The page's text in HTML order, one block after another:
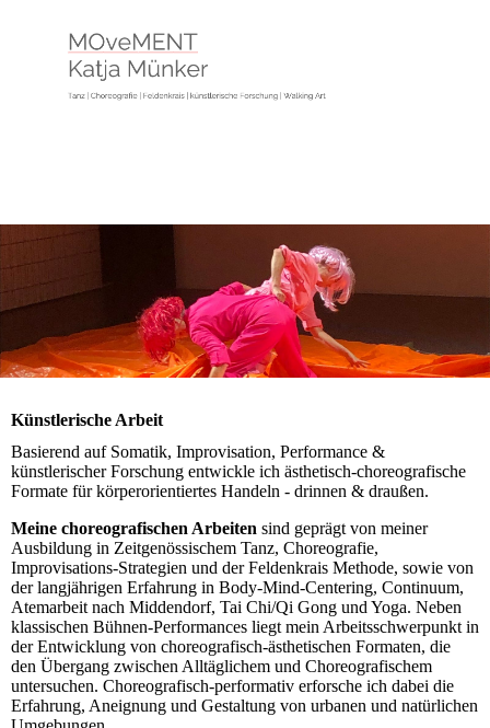
Künstlerische Arbeit
Basierend auf Somatik, Improvisation, Performance &
künstlerischer Forschung entwickle ich ästhetisch-choreografische
Formate für körperorientiertes Handeln - drinnen & draußen.
Meine choreografischen Arbeiten sind geprägt von meiner
Ausbildung in Zeitgenössischem Tanz, Choreografie,
Improvisations-Strategien und der Feldenkrais Methode, sowie von
der langjährigen Erfahrung in Body-Mind-Centering, Continuum,
Atemarbeit nach Middendorf, Tai Chi/Qi Gong und Yoga. Neben
klassischen Bühnen-Performances liegt mein Arbeitsschwerpunkt in
der Entwicklung von choreografisch-ästhetischen Formaten, die
den Übergang zwischen Alltäglichem und Choreografischem
untersuchen. Choreografisch-performativ erforsche ich dabei die
Erfahrung, Aneignung und Gestaltung von urbanen und natürlichen